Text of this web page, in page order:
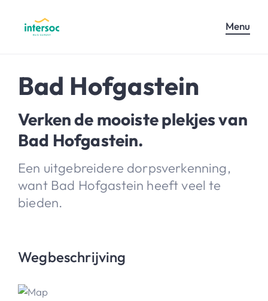
Menu
Bad Hofgastein
Verken de mooiste plekjes van
Bad Hofgastein.
Een uitgebreidere dorpsverkenning,
want Bad Hofgastein heeft veel te
bieden.
Wegbeschrijving